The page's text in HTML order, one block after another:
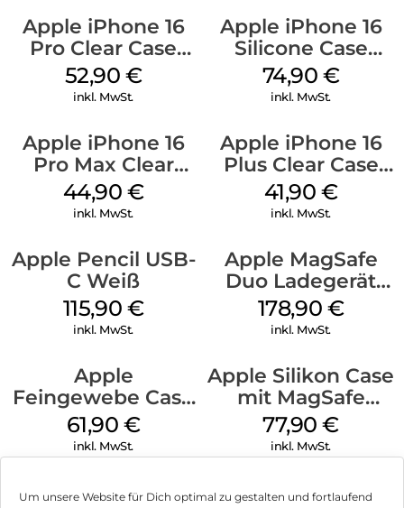
Um unsere Website für Dich optimal zu gestalten und fortlaufend
Apple iPhone 16
Pro Clear Case
MagSafe
Transparent
52,90 €
inkl. MwSt.
Apple iPhone 16
Silicone Case
MagSafe Black
74,90 €
inkl. MwSt.
Apple iPhone 16
Pro Max Clear
Case MagSafe
Transparent
44,90 €
inkl. MwSt.
Apple iPhone 16
Plus Clear Case
MagSafe
Transparent
41,90 €
inkl. MwSt.
Apple Pencil USB-
C Weiß
115,90 €
inkl. MwSt.
Apple MagSafe
Duo Ladegerät
Weiß
178,90 €
inkl. MwSt.
Apple
Feingewebe Case
iPhone 15 Pro
MagSafe Schwarz
61,90 €
inkl. MwSt.
Apple Silikon Case
mit MagSafe
iPhone 14 Pro
(PRODUCT)RED
77,90€
inkl. MwSt.